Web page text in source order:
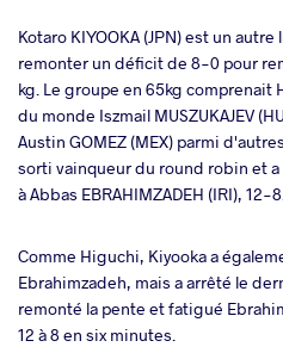
Kotaro KIYOOKA (JPN) est un
remonter un déficit de 8-0 pour
kg. Le groupe en 65kg comprenait
du monde Iszmail MUSZUKAJEV
Austin GOMEZ (MEX) parmi
sorti vainqueur du round robin et
à Abbas EBRAHIMZADEH (IRI), 12-
Comme Higuchi, Kiyooka a
Ebrahimzadeh, mais a arrêté le
remonté la pente et fatigué
12 à 8 en six minutes.